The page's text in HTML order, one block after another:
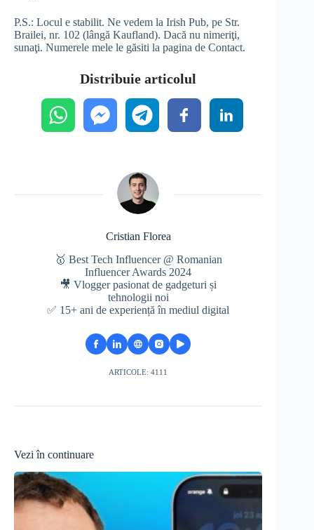
P.S.: Locul e stabilit. Ne vedem la Irish Pub, pe Str.
Brailei, nr. 102 (lângă Kaufland). Dacă nu nimeriţi,
sunaţi. Numerele mele le găsiti la pagina de Contact.
Distribuie articolul
Cristian Florea
🥇 Best Tech Influencer @ Romanian
Influencer Awards 2024
🎥 Vlogger pasionat de gadgeturi și
tehnologii noi
✅ 15+ ani de experiență în mediul digital
ARTICOLE: 4111
Vezi în continuare